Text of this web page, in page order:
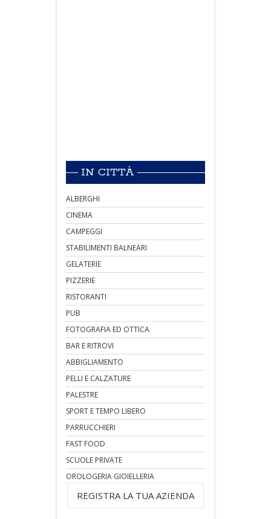
IN CITTÀ
ALBERGHI
CINEMA
CAMPEGGI
STABILIMENTI BALNEARI
GELATERIE
PIZZERIE
RISTORANTI
PUB
FOTOGRAFIA ED OTTICA
BAR E RITROVI
ABBIGLIAMENTO
PELLI E CALZATURE
PALESTRE
SPORT E TEMPO LIBERO
PARRUCCHIERI
FAST FOOD
SCUOLE PRIVATE
OROLOGERIA GIOIELLERIA
REGISTRA LA TUA AZIENDA